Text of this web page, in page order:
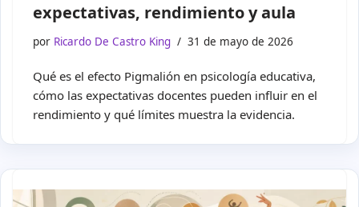
expectativas, rendimiento y aula
por Ricardo De Castro King 31 de mayo de 2026
Qué es el efecto Pigmalión en psicología educativa,
cómo las expectativas docentes pueden influir en el
rendimiento y qué límites muestra la evidencia.